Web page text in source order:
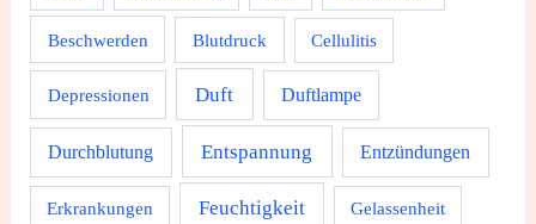
Beschwerden Blutdruck Cellulitis
Depressionen Duft Duftlampe
Durchblutung Entspannung Entzündungen
Erkrankungen Feuchtigkeit Gelassenheit